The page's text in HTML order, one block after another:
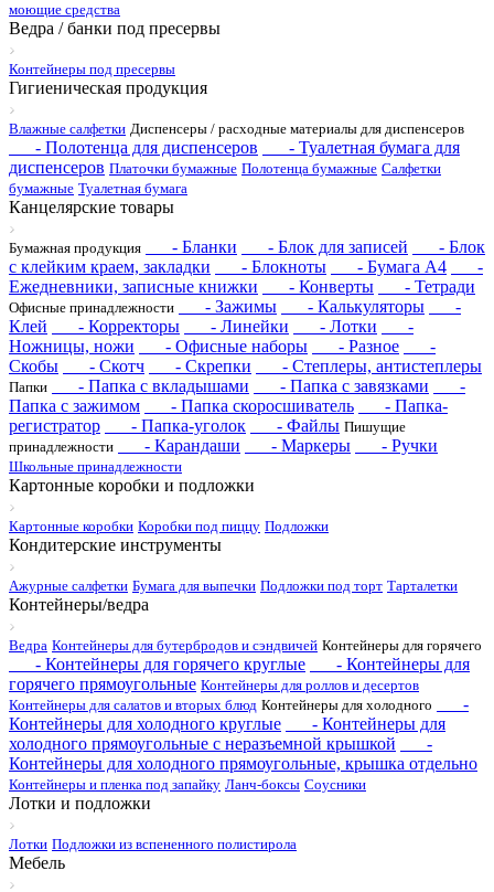
моющие средства
Ведра / банки под пресервы
Контейнеры под пресервы
Гигиеническая продукция
Влажные салфетки Диспенсеры / расходные материалы для диспенсеров
- Полотенца для диспенсеров
- Туалетная бумага для
диспенсеров Платочки бумажные Полотенца бумажные Салфетки
бумажные Туалетная бумага
Канцелярские товары
Бумажная продукция - Бланки - Блок для записей
- Блок
с клейким краем, закладки
- Блокноты - Бумага А4
-
Ежедневники, записные книжки
- Конверты - Тетради
Офисные принадлежности - Зажимы - Калькуляторы
-
Клей
- Корректоры - Линейки - Лотки
-
Ножницы, ножи
- Офисные наборы - Разное
-
Скобы
- Скотч - Скрепки - Степлеры, антистеплеры
Папки - Папка с вкладышами - Папка с завязками
-
Папка с зажимом
- Папка скоросшиватель
- Папка-
регистратор
- Папка-уголок - Файлы Пишущие
принадлежности
- Карандаши - Маркеры - Ручки
Школьные принадлежности
Картонные коробки и подложки
Картонные коробки Коробки под пиццу Подложки
Кондитерские инструменты
Ажурные салфетки Бумага для выпечки Подложки под торт Тарталетки
Контейнеры/ведра
Ведра Контейнеры для бутербродов и сэндвичей Контейнеры для горячего
- Контейнеры для горячего круглые
- Контейнеры для
горячего прямоугольные Контейнеры для роллов и десертов
Контейнеры для салатов и вторых блюд Контейнеры для холодного
-
Контейнеры для холодного круглые
- Контейнеры для
холодного прямоугольные с неразъемной крышкой
-
Контейнеры для холодного прямоугольные, крышка отдельно
Контейнеры и пленка под запайку Ланч-боксы Соусники
Лотки и подложки
Лотки Подложки из вспененного полистирола
Мебель